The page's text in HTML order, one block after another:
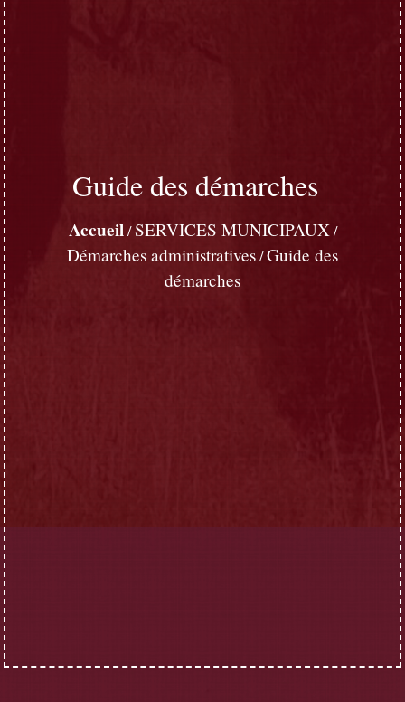
Guide des démarches
Accueil /SERVICES MUNICIPAUX/
Démarches administratives/Guide des
démarches